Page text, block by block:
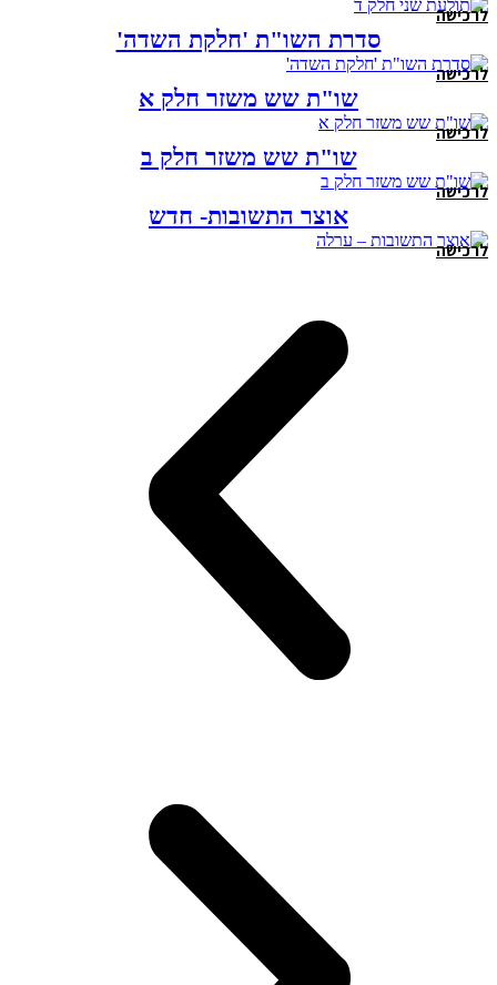
לרכישה
סדרת השו"ת 'חלקת השדה'
לרכישה
שו"ת שש משזר חלק א
לרכישה
שו"ת שש משזר חלק ב
לרכישה
אוצר התשובות- חדש
לרכישה